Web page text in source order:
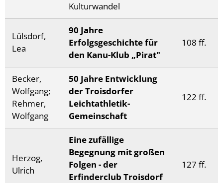
Kulturwandel
Lülsdorf,
Lea
90 Jahre
Erfolgsgeschichte für
den Kanu-Klub „Pirat"
108 ff.
Becker,
Wolfgang;
Rehmer,
Wolfgang
50 Jahre Entwicklung
der Troisdorfer
Leichtathletik-
Gemeinschaft
122 ff.
Herzog,
Ulrich
Eine zufällige
Begegnung mit großen
Folgen - der
Erfinderclub Troisdorf
127 ff.